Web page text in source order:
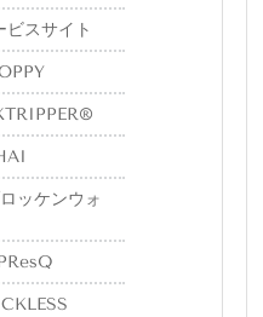
スサイト
ッケンウォ